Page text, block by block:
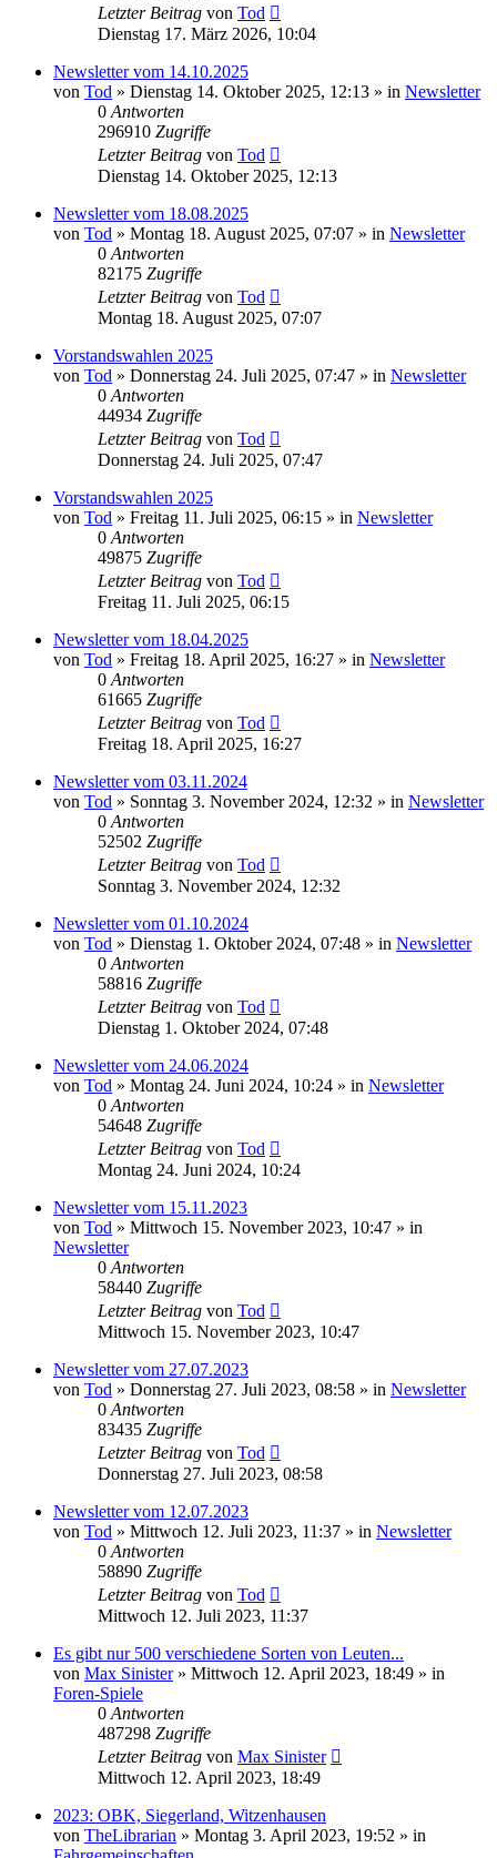
Letzter Beitrag von Tod
Dienstag 17. März 2026, 10:04
Newsletter vom 14.10.2025
von Tod » Dienstag 14. Oktober 2025, 12:13 » in Newsletter
0 Antworten
296910 Zugriffe
Letzter Beitrag von Tod
Dienstag 14. Oktober 2025, 12:13
Newsletter vom 18.08.2025
von Tod » Montag 18. August 2025, 07:07 » in Newsletter
0 Antworten
82175 Zugriffe
Letzter Beitrag von Tod
Montag 18. August 2025, 07:07
Vorstandswahlen 2025
von Tod » Donnerstag 24. Juli 2025, 07:47 » in Newsletter
0 Antworten
44934 Zugriffe
Letzter Beitrag von Tod
Donnerstag 24. Juli 2025, 07:47
Vorstandswahlen 2025
von Tod » Freitag 11. Juli 2025, 06:15 » in Newsletter
0 Antworten
49875 Zugriffe
Letzter Beitrag von Tod
Freitag 11. Juli 2025, 06:15
Newsletter vom 18.04.2025
von Tod » Freitag 18. April 2025, 16:27 » in Newsletter
0 Antworten
61665 Zugriffe
Letzter Beitrag von Tod
Freitag 18. April 2025, 16:27
Newsletter vom 03.11.2024
von Tod » Sonntag 3. November 2024, 12:32 » in Newsletter
0 Antworten
52502 Zugriffe
Letzter Beitrag von Tod
Sonntag 3. November 2024, 12:32
Newsletter vom 01.10.2024
von Tod » Dienstag 1. Oktober 2024, 07:48 » in Newsletter
0 Antworten
58816 Zugriffe
Letzter Beitrag von Tod
Dienstag 1. Oktober 2024, 07:48
Newsletter vom 24.06.2024
von Tod » Montag 24. Juni 2024, 10:24 » in Newsletter
0 Antworten
54648 Zugriffe
Letzter Beitrag von Tod
Montag 24. Juni 2024, 10:24
Newsletter vom 15.11.2023
von Tod » Mittwoch 15. November 2023, 10:47 » in
Newsletter
0 Antworten
58440 Zugriffe
Letzter Beitrag von Tod
Mittwoch 15. November 2023, 10:47
Newsletter vom 27.07.2023
von Tod » Donnerstag 27. Juli 2023, 08:58 » in Newsletter
0 Antworten
83435 Zugriffe
Letzter Beitrag von Tod
Donnerstag 27. Juli 2023, 08:58
Newsletter vom 12.07.2023
von Tod » Mittwoch 12. Juli 2023, 11:37 » in Newsletter
0 Antworten
58890 Zugriffe
Letzter Beitrag von Tod
Mittwoch 12. Juli 2023, 11:37
Es gibt nur 500 verschiedene Sorten von Leuten...
von Max Sinister» Mittwoch 12. April 2023, 18:49 » in
Foren-Spiele
0 Antworten
487298 Zugriffe
Letzter Beitrag von Max Sinister
Mittwoch 12. April 2023, 18:49
2023: OBK, Siegerland, Witzenhausen
von TheLibrarian » Montag 3. April 2023, 19:52 » in